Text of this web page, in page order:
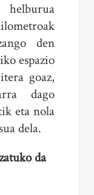
den
espazio
goaz,
dago
eta nola
dela.
da